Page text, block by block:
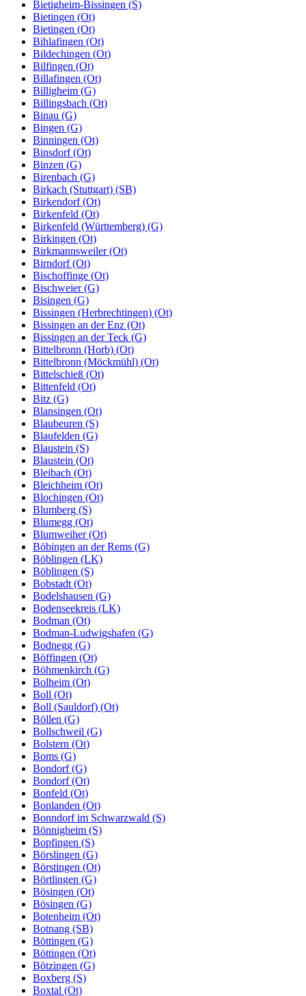
Bietigheim-Bissingen (S)
Bietingen (Ot)
Bietingen (Ot)
Bihlafingen (Ot)
Bildechingen (Ot)
Bilfingen (Ot)
Billafingen (Ot)
Billigheim (G)
Billingsbach (Ot)
Binau (G)
Bingen (G)
Binningen (Ot)
Binsdorf (Ot)
Binzen (G)
Birenbach (G)
Birkach (Stuttgart) (SB)
Birkendorf (Ot)
Birkenfeld (Ot)
Birkenfeld (Württemberg) (G)
Birkingen (Ot)
Birkmannsweiler (Ot)
Birndorf (Ot)
Bischoffinge (Ot)
Bischweier (G)
Bisingen (G)
Bissingen (Herbrechtingen) (Ot)
Bissingen an der Enz (Ot)
Bissingen an der Teck (G)
Bittelbronn (Horb) (Ot)
Bittelbronn (Möckmühl) (Ot)
Bittelschieß (Ot)
Bittenfeld (Ot)
Bitz (G)
Blansingen (Ot)
Blaubeuren (S)
Blaufelden (G)
Blaustein (S)
Blaustein (Ot)
Bleibach (Ot)
Bleichheim (Ot)
Blochingen (Ot)
Blumberg (S)
Blumegg (Ot)
Blumweiher (Ot)
Böbingen an der Rems (G)
Böblingen (LK)
Böblingen (S)
Bobstadt (Ot)
Bodelshausen (G)
Bodenseekreis (LK)
Bodman (Ot)
Bodman-Ludwigshafen (G)
Bodnegg (G)
Böffingen (Ot)
Böhmenkirch (G)
Bolheim (Ot)
Boll (Ot)
Boll (Sauldorf) (Ot)
Böllen (G)
Bollschweil (G)
Bolstern (Ot)
Boms (G)
Bondorf (G)
Bondorf (Ot)
Bonfeld (Ot)
Bonlanden (Ot)
Bonndorf im Schwarzwald (S)
Bönnigheim (S)
Bopfingen (S)
Börslingen (G)
Börstingen (Ot)
Börtlingen (G)
Bösingen (Ot)
Bösingen (G)
Botenheim (Ot)
Botnang (SB)
Böttingen (G)
Böttingen (Ot)
Bötzingen (G)
Boxberg (S)
Boxtal (Ot)